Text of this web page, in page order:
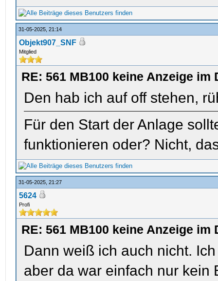
31-05-2025, 21:14
Objekt907_SNF
Mitglied
RE: 561 MB100 keine Anzeige im
Den hab ich auf off stehen,
Für den Start der Anlage
funktionieren oder? Nicht,
31-05-2025, 21:27
5624
Profi
RE: 561 MB100 keine Anzeige im
Dann weiß ich auch nicht.
aber da war einfach nur kein